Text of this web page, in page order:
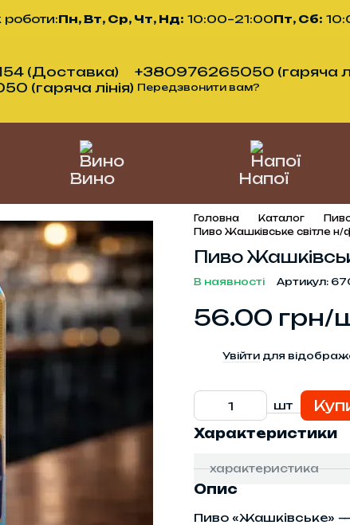
роботи:Пн, Вт, Ср, Чт, Нд: 10:00–21:00Пт, Сб:
(Доставка)
+380976265050 (гаряча
(гаряча лінія) Передзвонити вам?
Вино Напої
Головна Каталог
Пиво Жашківське світле
Пиво
В наявності Артикул:
56.00 грн/
Увійти для
шт
Характеристики
характеристика
Опис
Пиво «Жашківське»